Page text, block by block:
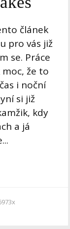
článek
pro vás již
se. Práce
že to
i noční
si již
kdy
a já